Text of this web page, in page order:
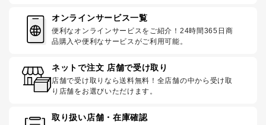
オンラインサービス一覧
便利なオンラインサービスをご紹介！24時間365日商
品購入や便利なサービスがご利用可能。
ネットで注文 店舗で受け取り
店舗で受け取りなら送料無料！全店舗の中から受け取
り店舗をお選びいただけます。
取り扱い店舗・在庫確認